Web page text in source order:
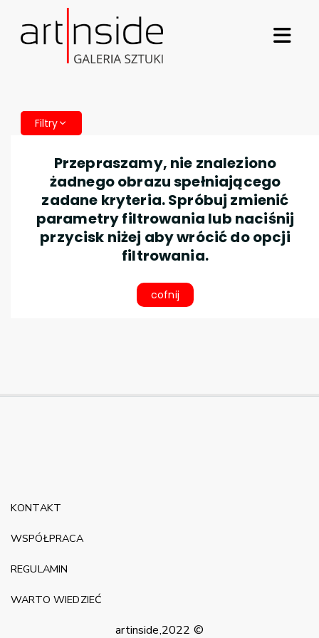
Filtry
Przepraszamy, nie znaleziono
żadnego obrazu spełniającego
zadane kryteria. Spróbuj zmienić
parametry filtrowania lub naciśnij
przycisk niżej aby wrócić do opcji
filtrowania.
cofnij
artinside,2022 ©
KONTAKT
WSPÓŁPRACA
REGULAMIN
WARTO WIEDZIEĆ